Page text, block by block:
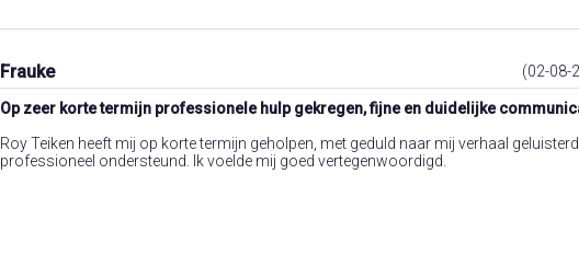
Frauke (02-08-
Op zeer korte termijn professionele hulp gekregen, fijne en duidelijke
Roy Teiken heeft mij op korte termijn geholpen, met geduld naar mij verhaal
professioneel ondersteund. Ik voelde mij goed vertegenwoordigd.